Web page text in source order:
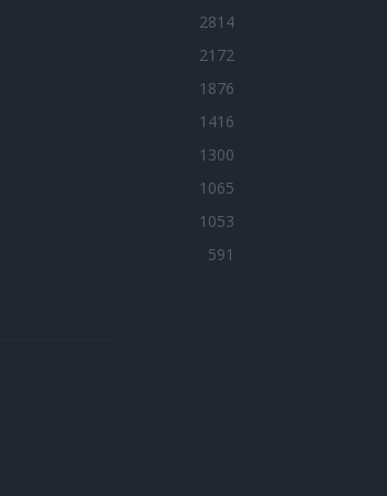
2814
2172
1876
1416
1300
1065
1053
591